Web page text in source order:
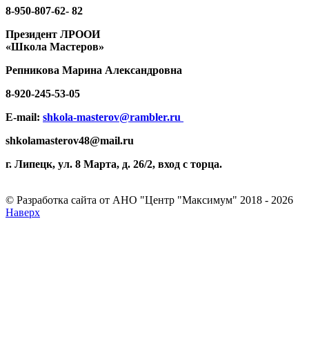
8-950-807-62- 82
Президент ЛРООИ
«Школа Мастеров»
Репникова Марина Александровна
8-920-245-53-05
E-mail: shkola-masterov@rambler.ru
shkolamasterov48@mail.ru
г. Липецк, ул. 8 Марта, д. 26/2, вход с торца.
© Разработка сайта от АНО "Центр "Максимум" 2018 - 2026
Наверх